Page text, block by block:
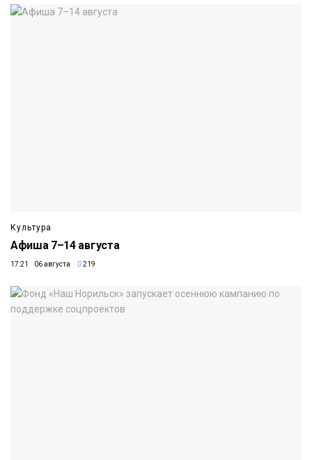
Культура
Афиша 7–14 августа
17:21 06 августа 219